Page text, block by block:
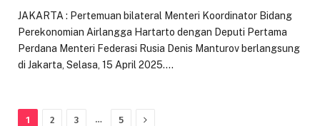
JAKARTA : Pertemuan bilateral Menteri Koordinator Bidang
Perekonomian Airlangga Hartarto dengan Deputi Pertama
Perdana Menteri Federasi Rusia Denis Manturov berlangsung
di Jakarta, Selasa, 15 April 2025.…
1 2 3 … 5 Next